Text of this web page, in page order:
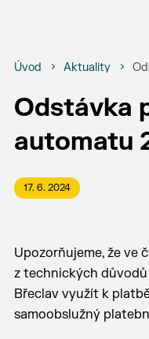
Úvod Aktuality
Odstávka
automatu
17. 6. 2024
Upozorňujeme, že ve
z technických
Břeclav využít k
samoobslužný